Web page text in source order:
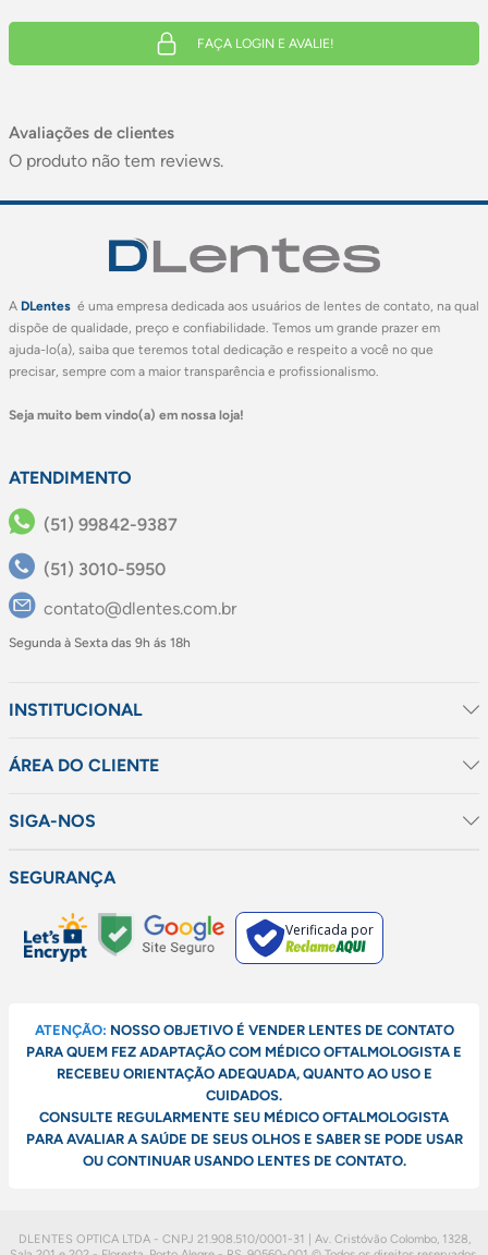
FAÇA LOGIN E AVALIE!
Avaliações de clientes
O produto não tem reviews.
A DLentes é uma empresa dedicada aos usuários de lentes de contato, na qual
dispõe de qualidade, preço e confiabilidade. Temos um grande prazer em
ajuda-lo(a), saiba que teremos total dedicação e respeito a você no que
precisar, sempre com a maior transparência e profissionalismo.
Seja muito bem vindo(a) em nossa loja!
ATENDIMENTO
(51) 99842-9387
(51) 3010-5950
contato@dlentes.com.br
Segunda à Sexta das 9h ás 18h
INSTITUCIONAL
ÁREA DO CLIENTE
SIGA-NOS
SEGURANÇA
Verificada por
ATENÇÃO: NOSSO OBJETIVO É VENDER LENTES DE CONTATO
PARA QUEM FEZ ADAPTAÇÃO COM MÉDICO OFTALMOLOGISTA E
RECEBEU ORIENTAÇÃO ADEQUADA, QUANTO AO USO E
CUIDADOS.
CONSULTE REGULARMENTE SEU MÉDICO OFTALMOLOGISTA
PARA AVALIAR A SAÚDE DE SEUS OLHOS E SABER SE PODE USAR
OU CONTINUAR USANDO LENTES DE CONTATO.
DLENTES OPTICA LTDA - CNPJ 21.908.510/0001-31 | Av. Cristóvão Colombo, 1328,